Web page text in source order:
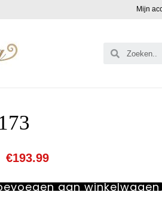
Mijn
€193.99
aan winkelwagen